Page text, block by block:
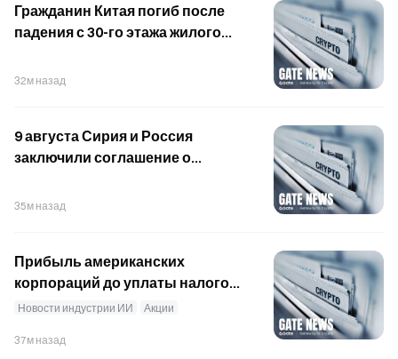
Гражданин Китая погиб после
падения с 30-го этажа жилого
32м назад
9 августа Сирия и Россия
заключили соглашение о
предусматривающее её
35м назад
Прибыль американских
корпораций до уплаты налогов
достигла 13,2% ВВП —
несколько десятилетий,
Новости индустрии ИИ Акции
37м назад